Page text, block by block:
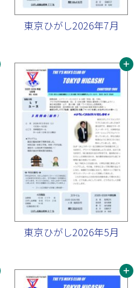
東京ひがし2026年7月
東京ひがし2026年5月